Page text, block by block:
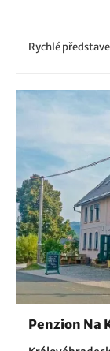
Rychlé
Penzion Na